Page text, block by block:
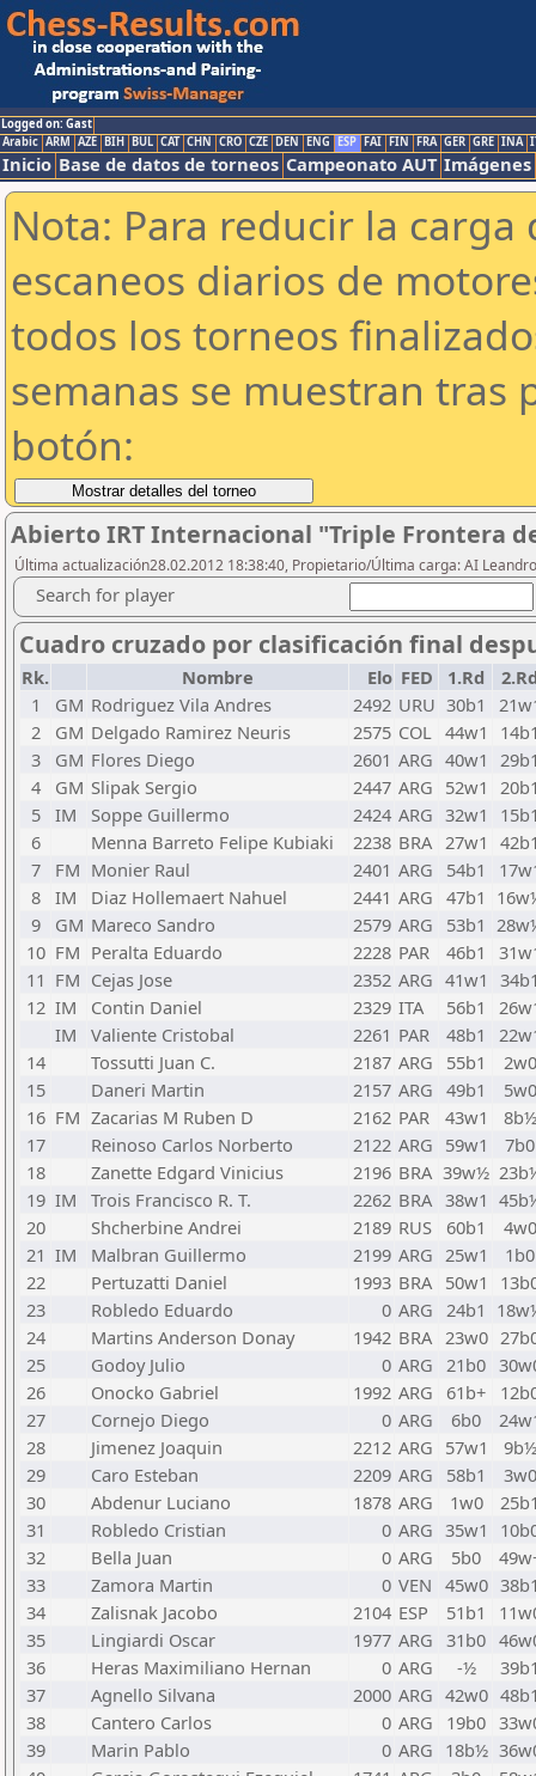
Logged on: Gast
Arabic ARM AZE BIH BUL CAT CHN CRO CZE DEN ENG ESP FAI FIN FRA GER GRE INA
Inicio Base de datos de torneos Campeonato AUT Imágenes
Nota: Para reducir la
escaneos diarios de
todos los torneos
semanas se muestran tras
botón:
Abierto IRT Internacional "Triple Frontera
Última actualización28.02.2012 18:38:40, Propietario/Última carga: AI
Search for player
Cuadro cruzado por clasificación final
Rk. Nombre Elo FED 1.Rd
1
GM Rodriguez Vila Andres 2492 URU 30b1
2
GM Delgado Ramirez Neuris 2575 COL 44w1
3
GM Flores Diego 2601 ARG 40w1
4
GM Slipak Sergio 2447 ARG 52w1
5 IM Soppe Guillermo 2424 ARG 32w1
6
Menna Barreto Felipe Kubiaki 2238 BRA 27w1
7
FM Monier Raul 2401 ARG 54b1
8 IM Diaz Hollemaert Nahuel 2441 ARG 47b1
9
GM Mareco Sandro 2579 ARG 53b1
10 FM Peralta Eduardo 2228 PAR 46b1
11 FM Cejas Jose 2352 ARG 41w1
12 IM Contin Daniel 2329 ITA 56b1
IM
Valiente Cristobal 2261 PAR 48b1
14
Tossutti Juan C. 2187 ARG 55b1
2w0
15
Daneri Martin 2157 ARG 49b1
5w0
16 FM Zacarias M Ruben D 2162 PAR 43w1
8b½
17
Reinoso Carlos Norberto 2122 ARG 59w1
7b0
18
Zanette Edgard Vinicius 2196 BRA 39w½
19 IM Trois Francisco R. T. 2262 BRA 38w1
20
Shcherbine Andrei 2189 RUS 60b1
4w0
21 IM Malbran Guillermo 2199 ARG 25w1
1b0
22
Pertuzatti Daniel 1993 BRA 50w1
23
Robledo Eduardo 0 ARG 24b1
24
Martins Anderson Donay 1942 BRA 23w0
25
Godoy Julio 0 ARG 21b0
26
Onocko Gabriel 1992 ARG 61b+
27
Cornejo Diego 0 ARG 6b0
28
Jimenez Joaquin 2212 ARG 57w1
9b½
29
Caro Esteban 2209 ARG 58b1
3w0
30
Abdenur Luciano 1878 ARG 1w0
31
Robledo Cristian 0 ARG 35w1
32
Bella Juan 0 ARG 5b0
33
Zamora Martin 0 VEN 45w0
34
Zalisnak Jacobo 2104 ESP 51b1
35
Lingiardi Oscar 1977 ARG 31b0
36
Heras Maximiliano Hernan 0 ARG -½
37
Agnello Silvana 2000 ARG 42w0
38
Cantero Carlos 0 ARG 19b0
39
Marin Pablo 0 ARG 18b½